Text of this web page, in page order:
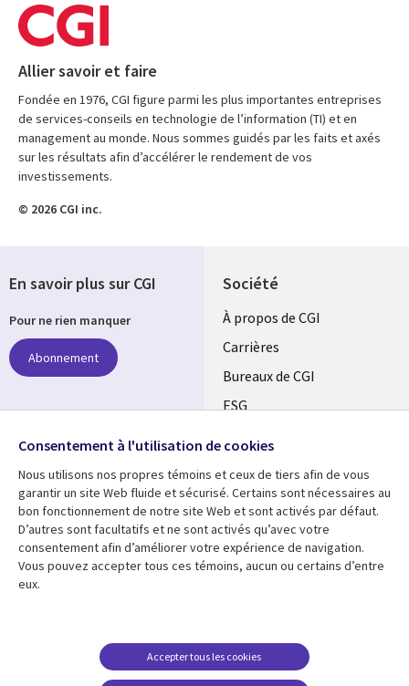
Allier savoir et faire
Fondée en 1976, CGI figure parmi les plus importantes entreprises
de services-conseils en technologie de l’information (TI) et en
management au monde. Nous sommes guidés par les faits et axés
sur les résultats afin d’accélérer le rendement de vos
investissements.
© 2026 CGI inc.
Société
Useful
links
CANADA
FR
À propos de CGI
Carrières
Bureaux de CGI
ESG
Ressources
Library
CANADA
Articles
Communiqués
Support
FR
Confidentialité
Accessibilité
En savoir plus sur CGI
Pour ne rien manquer
Abonnement
Suivez-nous
Social
Media
CANADA
Consentement à l'utilisation de cookies
Nous utilisons nos propres témoins et ceux de tiers afin de vous
garantir un site Web fluide et sécurisé. Certains sont nécessaires au
bon fonctionnement de notre site Web et sont activés par défaut.
D’autres sont facultatifs et ne sont activés qu’avec votre
consentement afin d’améliorer votre expérience de navigation.
Vous pouvez accepter tous ces témoins, aucun ou certains d’entre
eux.
Accepter tous les cookies